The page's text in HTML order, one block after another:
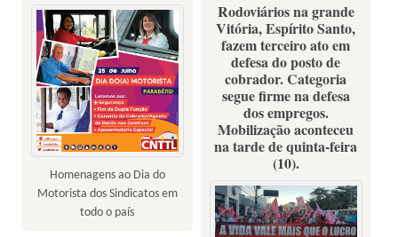
Homenagens ao Dia do
Motorista dos Sindicatos em
todo o país
Rodoviários na grande
Vitória, Espírito Santo,
fazem terceiro ato em
defesa do posto de
cobrador. Categoria
segue firme na defesa
dos empregos.
Mobilização aconteceu
na tarde de quinta-feira
(10).